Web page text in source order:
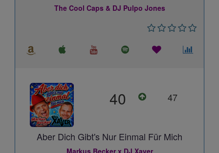
The Cool Caps & DJ Pulpo Jones
40 47
Aber Dich Gibt's Nur Einmal Für Mich